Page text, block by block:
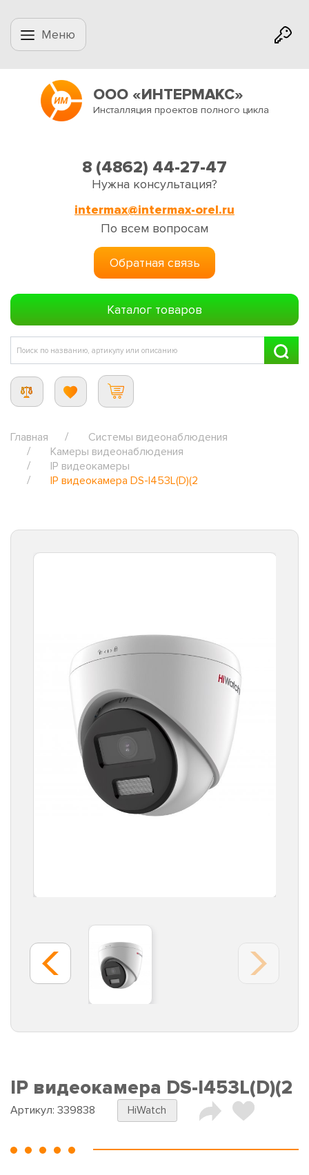
Меню
ООО «ИНТЕРМАКС»
Инсталляция проектов полного цикла
8 (4862) 44-27-47
Нужна консультация?
intermax@intermax-orel.ru
По всем вопросам
Обратная связь
Каталог товаров
Главная
Системы видеонаблюдения
Камеры видеонаблюдения
IP видеокамеры
IP видеокамера DS-I453L(D)(2
IP видеокамера DS-I453L(D)(2
Артикул: 339838 HiWatch